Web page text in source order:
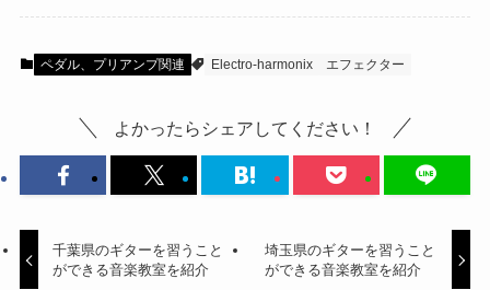
ペダル、プリアンプ関連 Electro-harmonix エフェクター
よかったらシェアしてください！
千葉県のギターを習うこと
ができる音楽教室を紹介
埼玉県のギターを習うこと
ができる音楽教室を紹介